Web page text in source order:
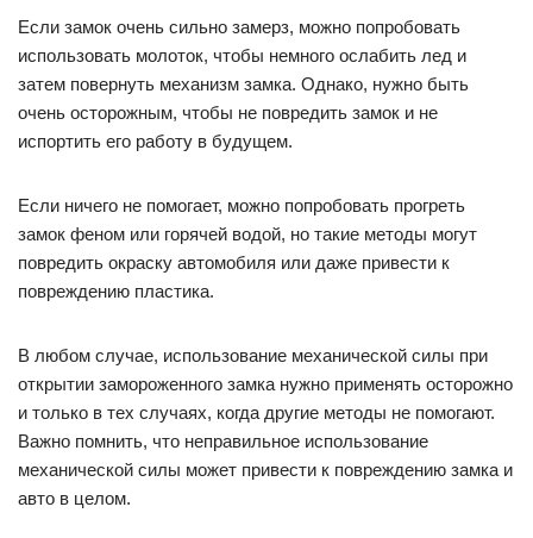
Если замок очень сильно замерз, можно попробовать
использовать молоток, чтобы немного ослабить лед и
затем повернуть механизм замка. Однако, нужно быть
очень осторожным, чтобы не повредить замок и не
испортить его работу в будущем.
Если ничего не помогает, можно попробовать прогреть
замок феном или горячей водой, но такие методы могут
повредить окраску автомобиля или даже привести к
повреждению пластика.
В любом случае, использование механической силы при
открытии замороженного замка нужно применять осторожно
и только в тех случаях, когда другие методы не помогают.
Важно помнить, что неправильное использование
механической силы может привести к повреждению замка и
авто в целом.